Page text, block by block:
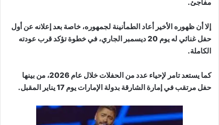
مفاجئ.
إلا أن ظهوره الأخير أعاد الطمأنينة لجمهوره، خاصة بعد إعلانه عن أول
حفل غنائي له يوم 20 ديسمبر الجاري، في خطوة تؤكد قرب عودته
الكاملة.
كما يستعد تامر لإحياء عدد من الحفلات خلال عام 2026، من بينها
حفل مرتقب في إمارة الشارقة بدولة الإمارات يوم 17 يناير المقبل.